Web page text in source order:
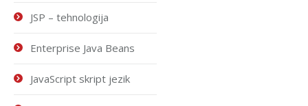
JSP – tehnologija
Enterprise Java Beans
JavaScript skript jezik